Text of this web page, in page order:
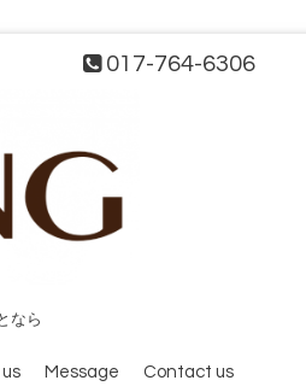
017-764-6306
なら
Message Contact us